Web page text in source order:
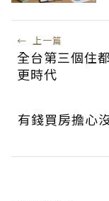
← 上一篇
全台第三個住
更時代
有錢買房擔心